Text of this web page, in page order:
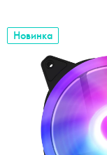
Новинка